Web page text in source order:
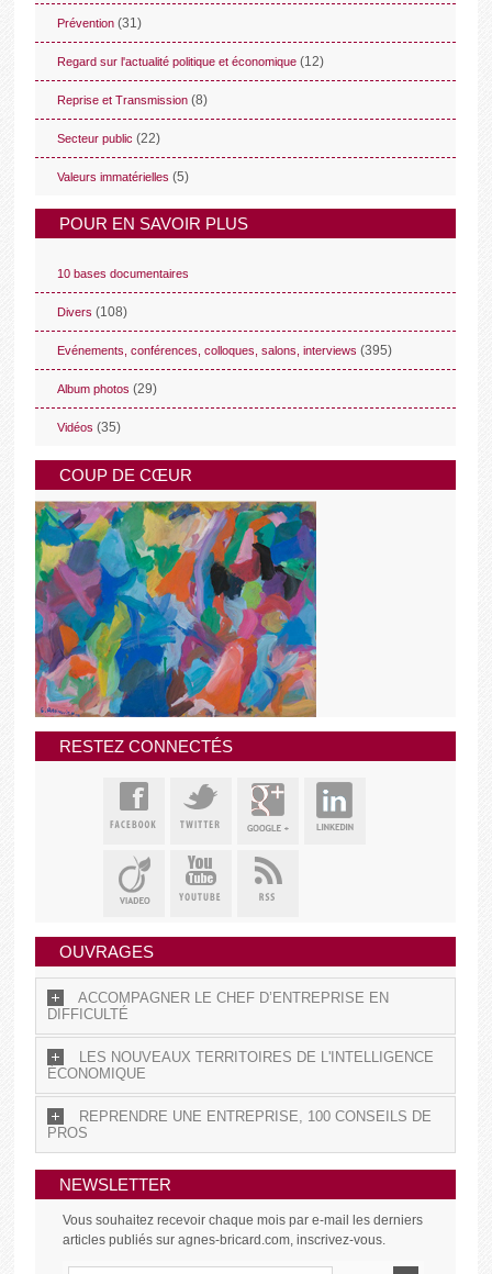
Prévention (31)
Regard sur l'actualité politique et économique (12)
Reprise et Transmission (8)
Secteur public (22)
Valeurs immatérielles (5)
POUR EN SAVOIR PLUS
10 bases documentaires
Divers (108)
Evénements, conférences, colloques, salons, interviews (395)
Album photos (29)
Vidéos (35)
COUP DE CŒUR
RESTEZ CONNECTÉS
OUVRAGES
ACCOMPAGNER LE CHEF D’ENTREPRISE EN
DIFFICULTÉ
LES NOUVEAUX TERRITOIRES DE L'INTELLIGENCE
ÉCONOMIQUE
REPRENDRE UNE ENTREPRISE, 100 CONSEILS DE
PROS
NEWSLETTER
Vous souhaitez recevoir chaque mois par e-mail les derniers
articles publiés sur agnes-bricard.com, inscrivez-vous.